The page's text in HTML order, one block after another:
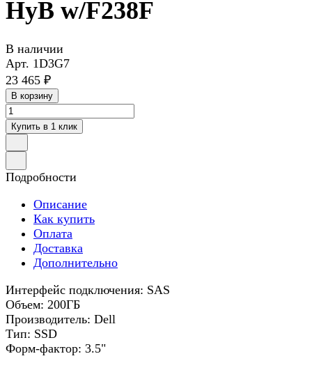
HyB w/F238F
В наличии
Арт. 1D3G7
23 465 ₽
В корзину
Купить в 1 клик
Подробности
Описание
Как купить
Оплата
Доставка
Дополнительно
Интерфейс подключения: SAS
Объем: 200ГБ
Производитель: Dell
Тип: SSD
Форм-фактор: 3.5"